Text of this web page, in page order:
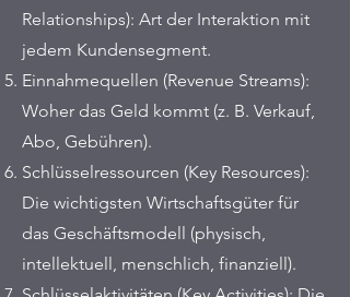
Relationships): Art der Interaktion mit
jedem Kundensegment.
Einnahmequellen (Revenue Streams):
Woher das Geld kommt (z. B. Verkauf,
Abo, Gebühren).
Schlüsselressourcen (Key Resources):
Die wichtigsten Wirtschaftsgüter für
das Geschäftsmodell (physisch,
intellektuell, menschlich, finanziell).